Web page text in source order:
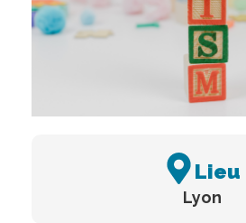
Lieu
Lyon